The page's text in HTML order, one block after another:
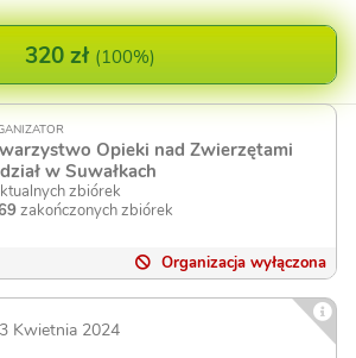
320 zł (100%)
Opieki nad Zwierzętami
w Suwałkach
zbiórek
zakończonych zbiórek
Organizacja wyłączona
Kwietnia 2024